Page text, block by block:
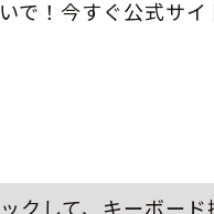
で！今すぐ公式サ
クして、キーボー